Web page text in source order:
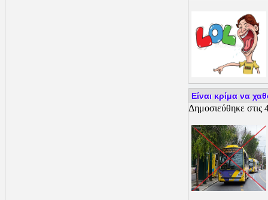
Είναι κρίμα να
Δημοσιεύθηκε στις